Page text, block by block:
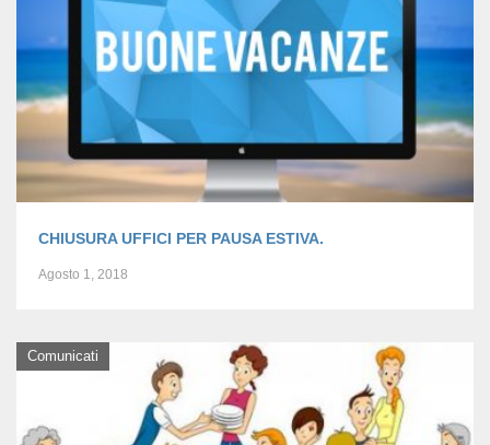
CHIUSURA UFFICI PER PAUSA ESTIVA.
Agosto 1, 2018
Comunicati